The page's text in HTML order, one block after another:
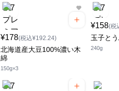
¥178(税込¥192.24)
北海道産大豆100%濃い木
綿
150g×3
¥158(税
玉子と
240g